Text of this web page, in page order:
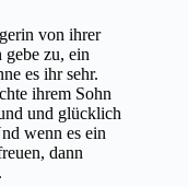
von ihrer
zu, ein
es ihr sehr.
ihrem Sohn
und glücklich
wenn es ein
dann